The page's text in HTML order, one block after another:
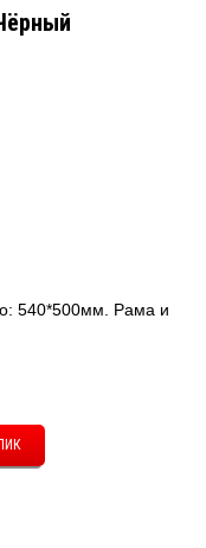
540*500мм. Рама и